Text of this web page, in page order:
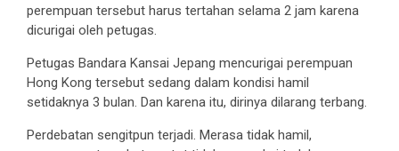
perempuan tersebut harus tertahan selama 2 jam karena
dicurigai oleh petugas.
Petugas Bandara Kansai Jepang mencurigai perempuan
Hong Kong tersebut sedang dalam kondisi hamil
setidaknya 3 bulan. Dan karena itu, dirinya dilarang terbang.
Perdebatan sengitpun terjadi. Merasa tidak hamil,